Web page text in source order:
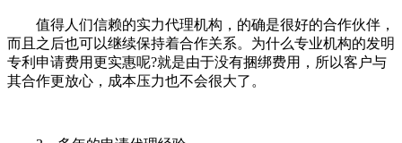
值得人们信赖的实力代理机构，的确是很好的合作伙伴，
而且之后也可以继续保持着合作关系。为什么专业机构的发明
专利申请费用更实惠呢?就是由于没有捆绑费用，所以客户与
其合作更放心，成本压力也不会很大了。